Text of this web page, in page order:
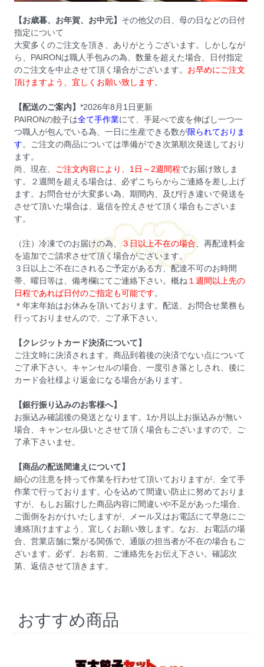
【お歳暮、お年賀、お中元】 その他父の日、母の日などの日付
指定について
大変多くのご注文を頂き、ありがとうございます。しかしなが
ら、PAIRONは職人手包みの為、数量を超えた場合、日付指定
のご注文を中止させて頂く場合がございます。 お早めにご注文
頂けますよう、宜しくお願い致します。
【配送のご案内】*2026年8月1日更新
PAIRONの餃子は全て手作業にて、手延べで皮を伸ばし一つ一
つ職人が包んでいる為、一日に生産できる数が限られておりま
す。ご注文の商品については準備ができ次第順次発送しており
ます。
尚、現在、
ご注文内容により、1日～2週間程でお届け致しま
す。２週間を超える場合は、必ずこちらからご連絡を差し上げ
ます。お問合せが大変多い為、期間内、及び行き違いで発送を
させて頂いた場合は、返信を控えさせて頂く場合もございま
す。
（注）冷凍でのお届けの為、３日以上不在の場合 、再配達料金
を追加でご請求させて頂く場合がございます。
３日以上ご不在にされるご予定がある方、配達不可のお時間
帯、曜日等は、備考欄にてご連絡下さい。概ね １週間以上先の
日程であれば日付のご指定も可能です。
＊年末年始はお休みを頂いております。配送、お問合せ業務も
行っておりませんので、ご了承下さい。
【クレジットカード決済について】
ご注文時に決済されます。商品到着後の決済でない点について
ご了承下さい。キャンセルの場合、一度引き落としされ、後に
カード会社様より返金になる場合があります。
【銀行振り込みのお客様へ】
お振込み確認後の発送となります。1か月以上お振込みが無い
場合、キャンセル扱いとさせて頂く場合もございますので、ご
了承下さいませ。
【商品の配送間違えについて】
細心の注意を持って作業を行わせて頂いておりますが、全て手
作業で行っております。心を込めて間違い防止に努めておりま
すが、もしお届けした商品内容に間違いや不足があった場合、
ご面倒をおかけいたしますが、メール又はお電話にて早急にご
連絡頂けますよう、宜しくお願い致します。なお、お電話の場
合、営業店舗に繋がる関係で、通販の担当者が不在の場合もご
ざいます。必ず、お名前、ご連絡先をお伝え下さい。確認次
第、返信させて頂きます。
おすすめ商品